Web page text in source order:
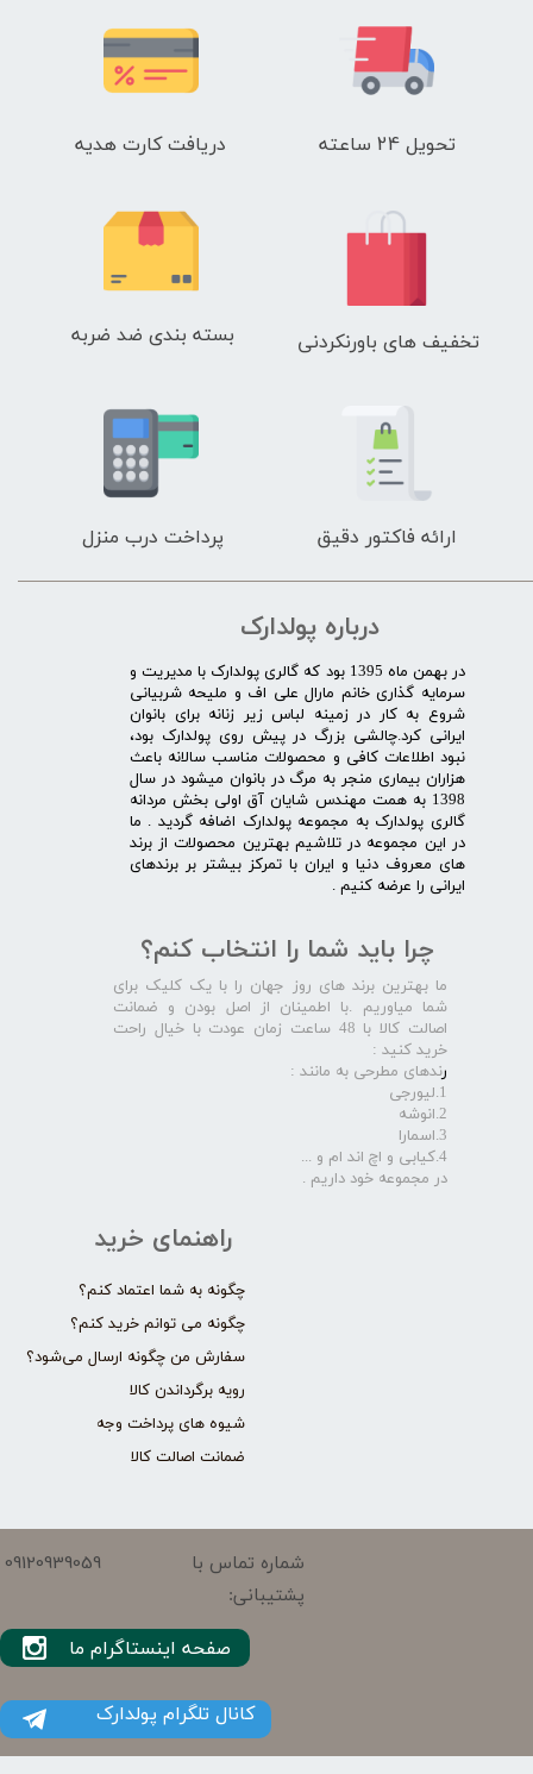
تحویل 24 ساعته دریافت کارت هدیه
تخفیف های باورنکردنی بسته بندی ضد ضربه
ارائه فاکتور دقیق پرداخت درب منزل
درباره پولدارک
در بهمن ماه 1395 بود که گالری پولدارک با مدیریت و
سرمایه گذاری خانم مارال علی اف و ملیحه شربیانی
شروع به کار در زمینه لباس زیر زنانه برای بانوان
ایرانی کرد.چالشی بزرگ در پیش روی پولدارک بود،
نبود اطلاعات کافی و محصولات مناسب سالانه باعث
هزاران بیماری منجر به مرگ در بانوان میشود در سال
1398 به همت مهندس شایان آق اولی بخش مردانه
گالری پولدارک به مجموعه پولدارک اضافه گردید . ما
در این مجموعه در تلاشیم بهترین محصولات از برند
های معروف دنیا و ایران با تمرکز بیشتر بر برندهای
ایرانی را عرضه کنیم .​​​​​​​
راهنمای خرید
چگونه به شما اعتماد کنم؟
چگونه می توانم خرید کنم؟
سفارش من چگونه ارسال می‌شود؟
رویه برگرداندن کالا
شیوه های پرداخت وجه
ضمانت اصالت کالا
چرا باید شما را انتخاب کنم؟
ما بهترین برند های روز جهان را با یک کلیک برای
شما میاوریم .با اطمینان از اصل بودن و ضمانت
اصالت کالا با 48 ساعت زمان عودت با خیال راحت
خرید کنید :
رندهای مطرحی به مانند :
1.لیورجی
2.انوشه
3.اسمارا
4.کیابی و اچ اند ام و ...
در مجموعه خود داریم .​​​​​​​
شماره تماس با
پشتیبانی:
09120939059
کانال تلگرام پولدارک
صفحه اینستاگرام ما